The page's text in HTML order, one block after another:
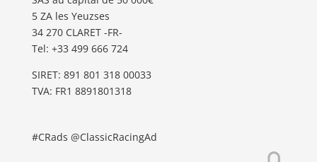
5 ZA les Yeuzses
34 270 CLARET -FR-
Tel: ‭+33 499 666 724‬
SIRET: 891 801 318 00033
TVA: FR1 8891801318
#CRads @ClassicRacingAd